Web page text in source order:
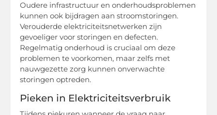
Oudere infrastructuur en onderhoudsproblemen
kunnen ook bijdragen aan stroomstoringen.
Verouderde elektriciteitsnetwerken zijn
gevoeliger voor storingen en defecten.
Regelmatig onderhoud is cruciaal om deze
problemen te voorkomen, maar zelfs met
nauwgezette zorg kunnen onverwachte
storingen optreden.
Pieken in Elektriciteitsverbruik